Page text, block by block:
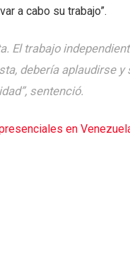
a cabo su trabajo”.
El trabajo
debería aplaudirse y
sentenció.
en